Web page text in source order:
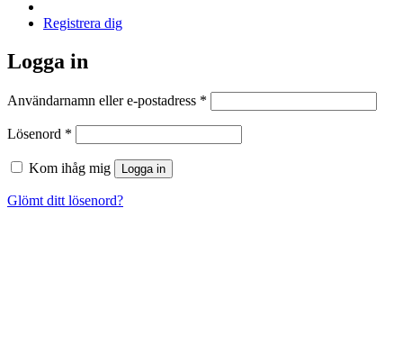
Registrera dig
Logga in
Användarnamn eller e-postadress *
Lösenord *
Kom ihåg mig Logga in
Glömt ditt lösenord?